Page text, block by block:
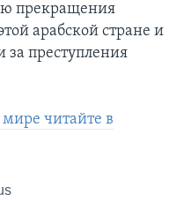
прекращения
арабской стране и
за преступления
читайте в